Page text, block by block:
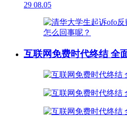
29 08.05
互联网免费时代终结 全